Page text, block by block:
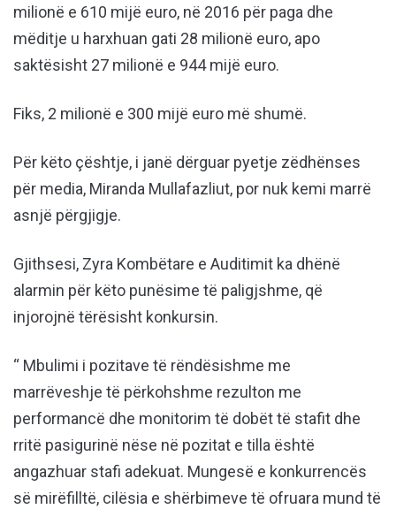
milionë e 610 mijë euro, në 2016 për paga dhe
mëditje u harxhuan gati 28 milionë euro, apo
saktësisht 27 milionë e 944 mijë euro.
Fiks, 2 milionë e 300 mijë euro më shumë.
Për këto çështje, i janë dërguar pyetje zëdhënses
për media, Miranda Mullafazliut, por nuk kemi marrë
asnjë përgjigje.
Gjithsesi, Zyra Kombëtare e Auditimit ka dhënë
alarmin për këto punësime të paligjshme, që
injorojnë tërësisht konkursin.
“ Mbulimi i pozitave të rëndësishme me
marrëveshje të përkohshme rezulton me
performancë dhe monitorim të dobët të stafit dhe
rritë pasigurinë nëse në pozitat e tilla është
angazhuar stafi adekuat. Mungesë e konkurrencës
së mirëfilltë, cilësia e shërbimeve të ofruara mund të